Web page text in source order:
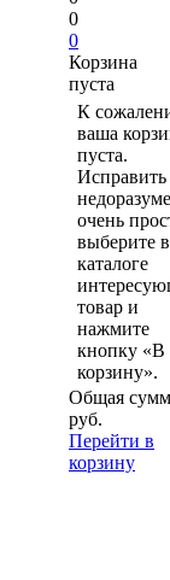
0
0
Корзина
пуста
К
ваша
пуста.
Исправить
очень
выберите в
каталоге
товар и
нажмите
кнопку «В
корзину».
Общая
руб.
Перейти в
корзину